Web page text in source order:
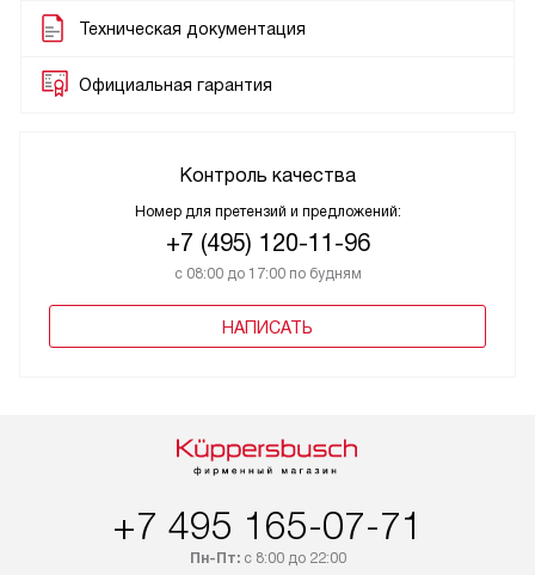
Техническая документация
Официальная гарантия
Контроль качества
Номер для претензий и предложений:
+7 (495) 120-11-96
с 08:00 до 17:00 по будням
НАПИСАТЬ
+7 495 165-07-71
Пн-Пт:с 8:00 до 22:00